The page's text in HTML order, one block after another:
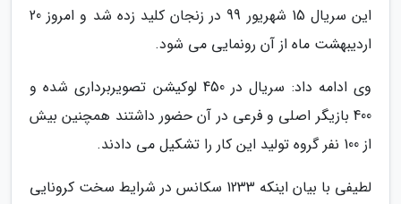
این سریال 15 شهریور 99 در زنجان کلید زده شد و امروز 20
اردیبهشت ماه از آن رونمایی می شود.
وی ادامه داد: سریال در 450 لوکیشن تصویربرداری شده و
400 بازیگر اصلی و فرعی در آن حضور داشتند همچنین بیش
از 100 نفر گروه تولید این کار را تشکیل می دادند.
لطیفی با بیان اینکه 1233 سکانس در شرایط سخت کرونایی